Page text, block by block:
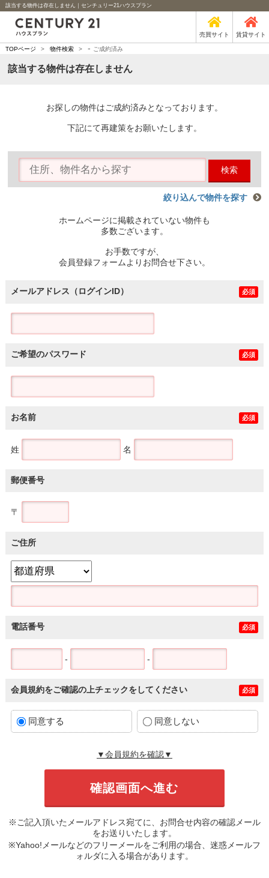
該当する物件は存在しません｜センチュリー21ハウスプラン
売買サイト 賃貸サイト
TOPページ > 物件検索 > - ご成約済み
該当する物件は存在しません
お探しの物件はご成約済みとなっております。
下記にて再建策をお願いたします。
検索
絞り込んで物件を探す
ホームページに掲載されていない物件も
多数ございます。
お手数ですが、
会員登録フォームよりお問合せ下さい。
メールアドレス（ログインID） 必須
ご希望のパスワード 必須
お名前 必須
姓 名
郵便番号
〒
ご住所
電話番号 必須
- -
会員規約をご確認の上チェックをしてください 必須
同意する 同意しない
▼会員規約を確認▼
※ご記入頂いたメールアドレス宛てに、お問合せ内容の確認メール
をお送りいたします。
※Yahoo!メールなどのフリーメールをご利用の場合、迷惑メールフ
ォルダに入る場合があります。